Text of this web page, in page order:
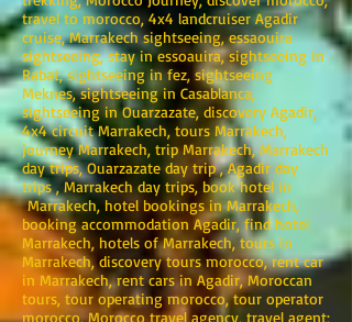
travel to morocco, 4x4 landcruiser Agadir
cruise, Marrakech sightseeing, essaouira
sightseeing, stay in essoauira, sightseeing in
Rabat, sightseeing in fez, sightseeing
Meknes, sightseeing in Casablanca,
sightseeing in Ouarzazate, discovery Agadir,
4x4 circuit Marrakech, tours Marrakech,
journey Marrakech, trip Marrakech, Marrakech
day trips, Ouarzazate day trip , Agadir day
trips , Marrakech day trips, book hotel in
Marrakech, hotel bookings in Marrakech,
booking accommodation Agadir, find hotel
Marrakech, hotels of Marrakech, tours in
Marrakech, discovery tours morocco, rent car
in Marrakech, rent cars in Agadir, Moroccan
tours, tour operating morocco, tour operator
morocco, Morocco travel agency, travel agent;